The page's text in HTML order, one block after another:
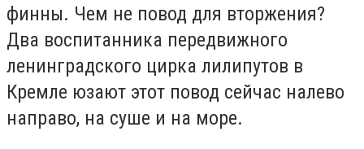
финны. Чем не повод для вторжения?
Два воспитанника передвижного
ленинградского цирка лилипутов в
Кремле юзают этот повод сейчас налево
направо, на суше и на море.